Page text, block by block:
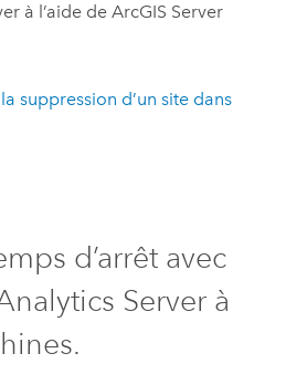
à l’aide de ArcGIS Server
suppression d’un site dans
d’arrêt avec
Serverà